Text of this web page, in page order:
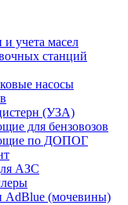
и учета масел
станций
насосы
(УЗА)
для бензовозов
по ДОПОГ
АЗС
AdBlue (мочевины)